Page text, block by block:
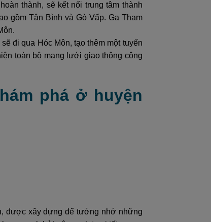
thành, sẽ kết nối trung tâm thành
gồm Tân Bình và Gò Vấp. Ga Tham
đi qua Hóc Môn, tạo thêm một tuyến
toàn bộ mạng lưới giao thông công
phá ở huyện
được xây dựng để tưởng nhớ những